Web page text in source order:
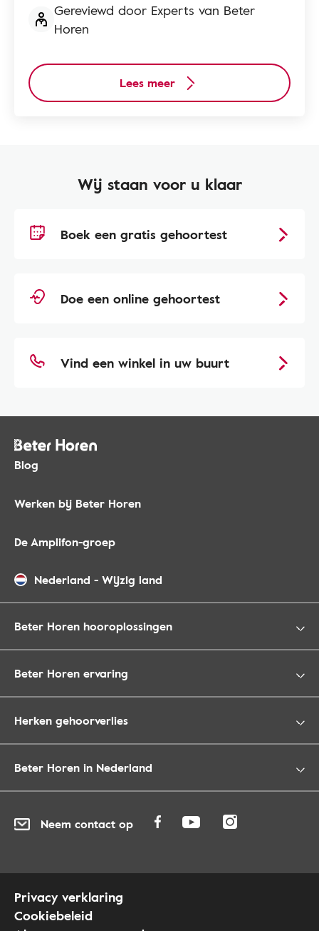
Gereviewd door Experts van Beter
Horen
Lees meer
Wij staan voor u klaar
Boek een gratis gehoortest
Doe een online gehoortest
Vind een winkel in uw buurt
Blog
Werken bij Beter Horen
De Amplifon-groep
Nederland - Wijzig land
Beter Horen hooroplossingen
Beter Horen ervaring
Herken gehoorverlies
Beter Horen in Nederland
Neem contact op
Privacy verklaring
Cookiebeleid